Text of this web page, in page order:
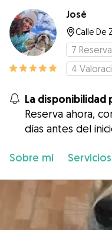
José
Calle De
7
4
La disponibilidad
Reserva ahora,
días antes del
Sobre mí